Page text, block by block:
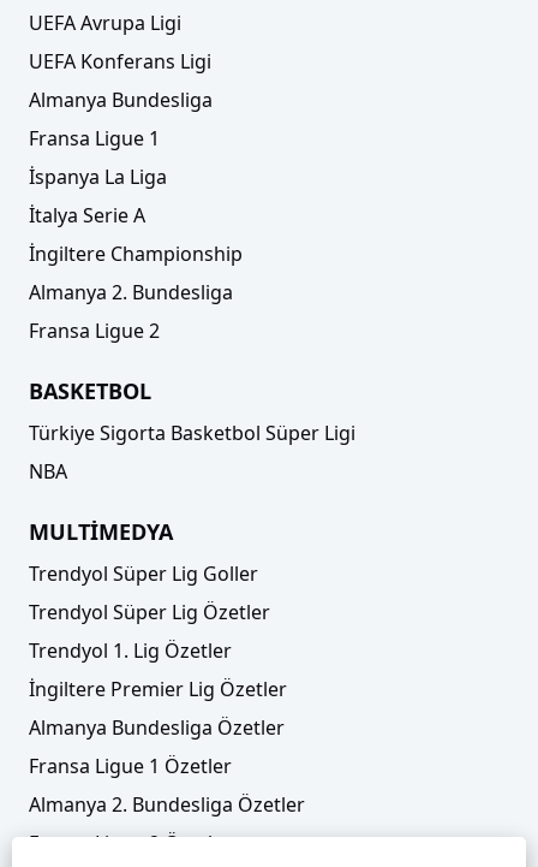
UEFA Avrupa Ligi
UEFA Konferans Ligi
Almanya Bundesliga
Fransa Ligue 1
İspanya La Liga
İtalya Serie A
İngiltere Championship
Almanya 2. Bundesliga
Fransa Ligue 2
BASKETBOL
Türkiye Sigorta Basketbol Süper Ligi
NBA
MULTİMEDYA
Trendyol Süper Lig Goller
Trendyol Süper Lig Özetler
Trendyol 1. Lig Özetler
İngiltere Premier Lig Özetler
Almanya Bundesliga Özetler
Fransa Ligue 1 Özetler
Almanya 2. Bundesliga Özetler
Fransa Ligue 2 Özetler